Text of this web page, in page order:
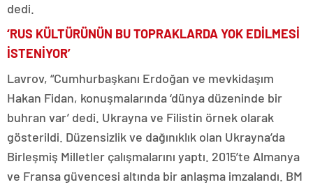
dedi.
‘RUS KÜLTÜRÜNÜN BU TOPRAKLARDA YOK EDİLMESİ
İSTENİYOR’
Lavrov, “Cumhurbaşkanı Erdoğan ve mevkidaşım
Hakan Fidan, konuşmalarında ‘dünya düzeninde bir
buhran var’ dedi. Ukrayna ve Filistin örnek olarak
gösterildi. Düzensizlik ve dağınıklık olan Ukrayna’da
Birleşmiş Milletler çalışmalarını yaptı. 2015’te Almanya
ve Fransa güvencesi altında bir anlaşma imzalandı. BM